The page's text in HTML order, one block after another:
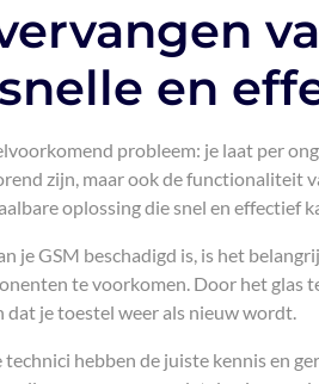
en
probleem: je laat per
zijn, maar ook de functionaliteit
oplossing die snel en effectief
je GSM beschadigd is, is het
te voorkomen. Door het glas
dat je toestel weer als nieuw wordt.
hebben de juiste kennis en